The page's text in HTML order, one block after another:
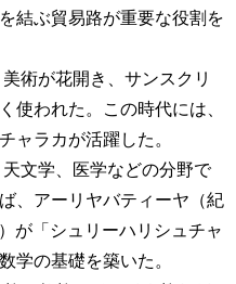
結ぶ貿易路が重要な役割を
術が花開き、サンスクリ
使われた。この時代には、
ャラカが活躍した。
天文学、医学などの分野で
、アーリヤバティーヤ（紀
が「シュリーハリシュチャ
学の基礎を築いた。